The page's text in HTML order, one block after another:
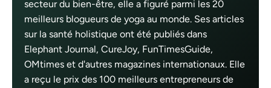
secteur du bien-être, elle a figuré parmi les 20
meilleurs blogueurs de yoga au monde. Ses articles
sur la santé holistique ont été publiés dans
Elephant Journal, CureJoy, FunTimesGuide,
OMtimes et d'autres magazines internationaux. Elle
a reçu le prix des 100 meilleurs entrepreneurs de